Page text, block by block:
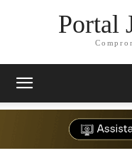
Portal